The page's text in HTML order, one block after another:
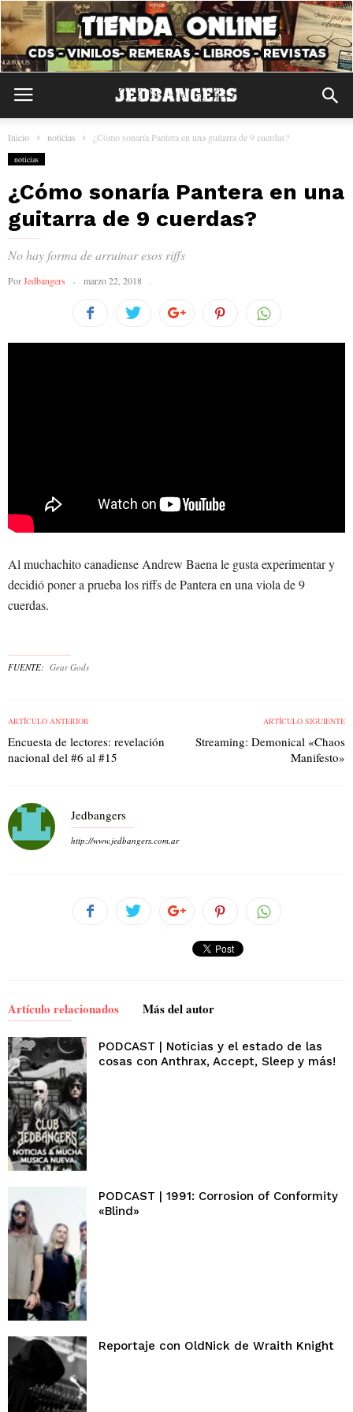
Inicio noticias ¿Cómo sonaría Pantera en una guitarra de 9 cuerdas?
noticias
¿Cómo sonaría Pantera en una
guitarra de 9 cuerdas?
No hay forma de arruinar esos riffs
PorJedbangers marzo 22, 2018
Al muchachito canadiense Andrew Baena le gusta experimentar y
decidió poner a prueba los riffs de Pantera en una viola de 9
cuerdas.
FUENTE Gear Gods
ARTÍCULO ANTERIOR
Encuesta de lectores: revelación
nacional del #6 al #15
ARTÍCULO SIGUIENTE
Streaming: Demonical «Chaos
Manifesto»
Jedbangers
http://www.jedbangers.com.ar
Artículo relacionados Más del autor
PODCAST | Noticias y el estado de las
cosas con Anthrax, Accept, Sleep y más!
PODCAST | 1991: Corrosion of Conformity
«Blind»
Reportaje con OldNick de Wraith Knight